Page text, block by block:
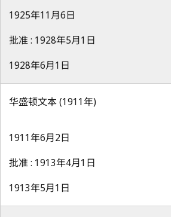
1925年11月6日
批准 : 1928年5月1日
1928年6月1日
华盛顿文本 (1911年)
1911年6月2日
批准 : 1913年4月1日
1913年5月1日